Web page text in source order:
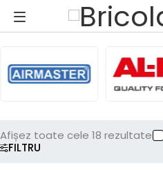
FILTRU
Afișez toate cele 18 rezultate